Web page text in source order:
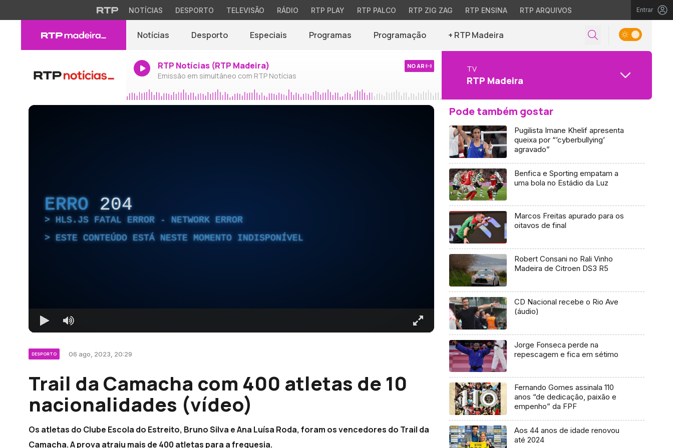
NOTÍCIAS DESPORTO TELEVISÃO RÁDIO RTP PLAY RTP PALCO RTP ZIG ZAG RTP ENSINA RTP ARQUIVOS Entrar
Notícias Desporto Especiais Programas Programação + RTP Madeira
RTP Notícias (RTP Madeira)
Emissão em simultâneo com RTP Notícias
NO AR TV
RTP Madeira
ERRO 204
HLS.JS FATAL ERROR - NETWORK ERROR
ESTE CONTEÚDO ESTÁ NESTE MOMENTO INDISPONÍVEL
DESPORTO 06 ago, 2023, 20:29
Trail da Camacha com 400 atletas de 10
nacionalidades (vídeo)
Os atletas do Clube Escola do Estreito, Bruno Silva e Ana Luísa Roda, foram os vencedores do Trail da
Camacha. A prova atraiu mais de 400 atletas para a freguesia.
Pode também gostar
Pugilista Imane Khelif apresenta
queixa por “’cyberbullying’
agravado”
Benfica e Sporting empatam a
uma bola no Estádio da Luz
Marcos Freitas apurado para os
oitavos de final
Robert Consani no Rali Vinho
Madeira de Citroen DS3 R5
CD Nacional recebe o Rio Ave
(áudio)
Jorge Fonseca perde na
repescagem e fica em sétimo
Fernando Gomes assinala 110
anos “de dedicação, paixão e
empenho” da FPF
Aos 44 anos de idade renovou
até 2024